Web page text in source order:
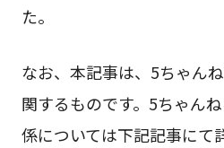
た。
なお、本記事は、5ちゃん
関するものです。5ちゃん
係については下記記事にて